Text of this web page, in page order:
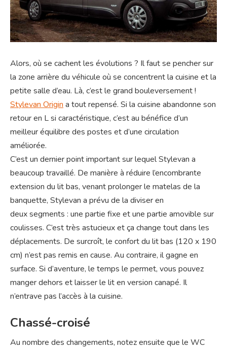
Alors, où se cachent les évolutions ? Il faut se pencher sur
la zone arrière du véhicule où se concentrent la cuisine et la
petite salle d’eau. Là, c’est le grand bouleversement !
Stylevan Origin a tout repensé. Si la cuisine abandonne son
retour en L si caractéristique, c’est au bénéfice d’un
meilleur équilibre des postes et d’une circulation
améliorée.
C’est un dernier point important sur lequel Stylevan a
beaucoup travaillé. De manière à réduire l’encombrante
extension du lit bas, venant prolonger le matelas de la
banquette, Stylevan a prévu de la diviser en
deux segments : une partie fixe et une partie amovible sur
coulisses. C’est très astucieux et ça change tout dans les
déplacements. De surcroît, le confort du lit bas (120 x 190
cm) n’est pas remis en cause. Au contraire, il gagne en
surface. Si d’aventure, le temps le permet, vous pouvez
manger dehors et laisser le lit en version canapé. Il
n’entrave pas l’accès à la cuisine.
Chassé-croisé
Au nombre des changements, notez ensuite que le WC